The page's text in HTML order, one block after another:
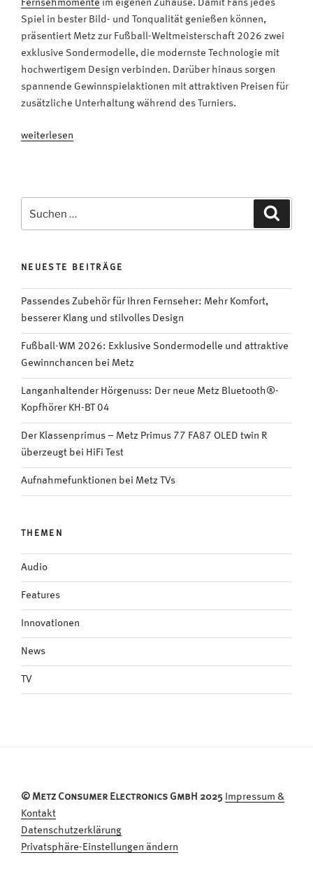
Fernsehmomente im eigenen Zuhause. Damit Fans jedes
Spiel in bester Bild- und Tonqualität genießen können,
präsentiert Metz zur Fußball-Weltmeisterschaft 2026 zwei
exklusive Sondermodelle, die modernste Technologie mit
hochwertigem Design verbinden. Darüber hinaus sorgen
spannende Gewinnspielaktionen mit attraktiven Preisen für
zusätzliche Unterhaltung während des Turniers.
„Fußball-
und
bei
Metz“
weiterlesen
nach:
NEUESTE BEITRÄGE
Passendes Zubehör für Ihren Fernseher: Mehr Komfort,
besserer Klang und stilvolles Design
Fußball-WM 2026: Exklusive Sondermodelle und attraktive
Gewinnchancen bei Metz
Langanhaltender Hörgenuss: Der neue Metz Bluetooth®-
Kopfhörer KH-BT 04
Der Klassenprimus – Metz Primus 77 FA87 OLED twin R
überzeugt bei HiFi Test
Aufnahmefunktionen bei Metz TVs
THEMEN
Audio
Features
Innovationen
News
TV
© Metz Consumer Electronics GmbH 2025 Impressum &
Kontakt
Datenschutzerklärung
Privatsphäre-Einstellungen ändern